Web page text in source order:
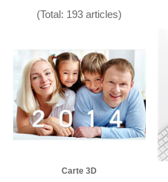
(Total: 193 articles)
Carte 3D